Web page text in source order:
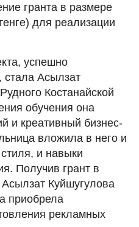
гранта в размере
для реализации
успешно
стала Асылзат
Костанайской
обучения она
и креативный бизнес-
вложила в него и
и навыки
Получив грант в
Куйшугулова
приобрела
рекламных